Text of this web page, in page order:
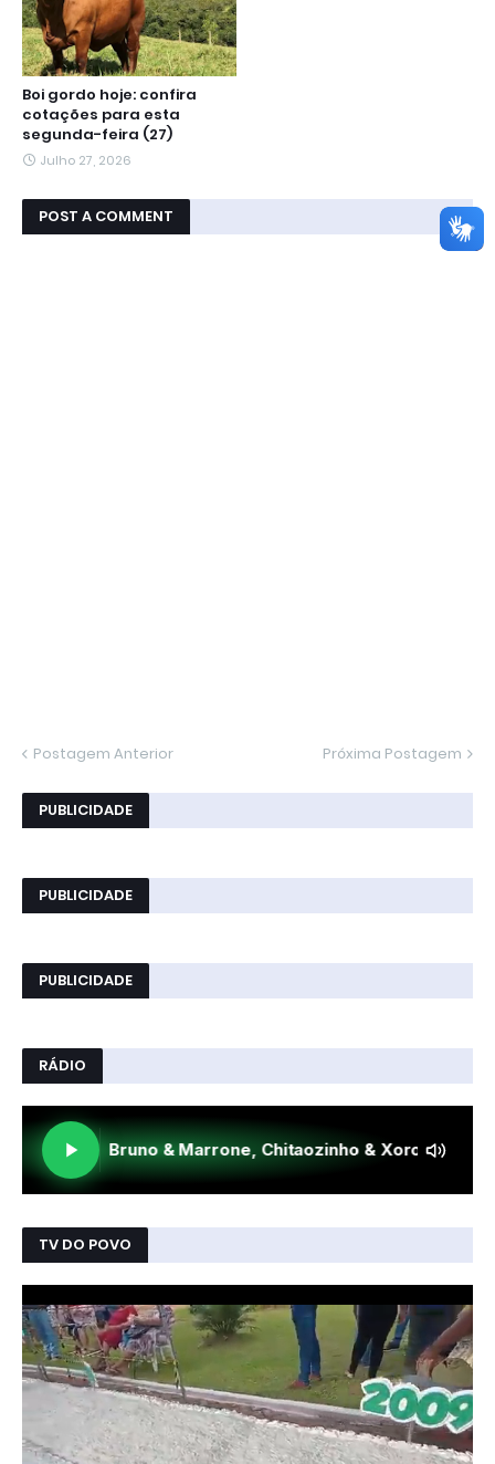
Boi gordo hoje: confira
cotações para esta
segunda-feira (27)
Julho 27, 2026
POST A COMMENT
Postagem Anterior Próxima Postagem
PUBLICIDADE
PUBLICIDADE
PUBLICIDADE
RÁDIO
TV DO POVO